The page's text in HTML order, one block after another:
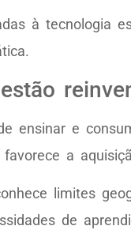
à tecnologia
ensinar e
a
limites
de